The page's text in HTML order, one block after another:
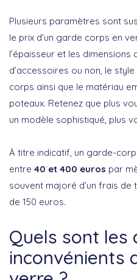
Plusieurs paramètres sont
le prix d’un garde corps en
l’épaisseur et les dimensions
d’accessoires ou non, le
corps ainsi que le matériau
poteaux. Retenez que plus
un modèle sophistiqué, plus
À titre indicatif, un garde-
entre 40 et 400 euros par
souvent majoré d’un frais
de 150 euros.
Quels sont les
inconvénients